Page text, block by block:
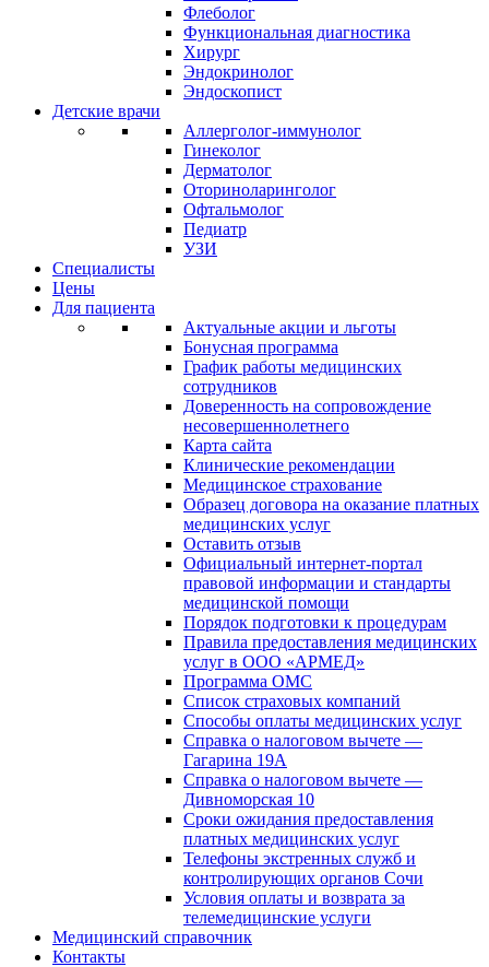
Флеболог
Функциональная диагностика
Хирург
Эндокринолог
Эндоскопист
Детские врачи
Аллерголог-иммунолог
Гинеколог
Дерматолог
Оториноларинголог
Офтальмолог
Педиатр
УЗИ
Специалисты
Цены
Для пациента
Актуальные акции и льготы
Бонусная программа
График работы медицинских
сотрудников
Доверенность на сопровождение
несовершеннолетнего
Карта сайта
Клинические рекомендации
Медицинское страхование
Образец договора на оказание платных
медицинских услуг
Оставить отзыв
Официальный интернет-портал
правовой информации и стандарты
медицинской помощи
Порядок подготовки к процедурам
Правила предоставления медицинских
услуг в ООО «АРМЕД»
Программа ОМС
Список страховых компаний
Способы оплаты медицинских услуг
Справка о налоговом вычете —
Гагарина 19А
Справка о налоговом вычете —
Дивноморская 10
Сроки ожидания предоставления
платных медицинских услуг
Телефоны экстренных служб и
контролирующих органов Сочи
Условия оплаты и возврата за
телемедицинские услуги
Медицинский справочник
Контакты